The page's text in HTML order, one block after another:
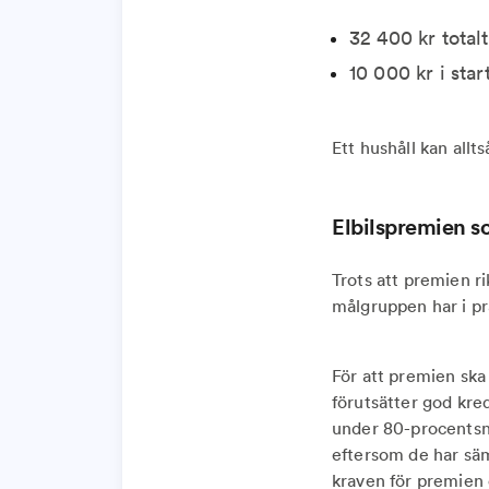
32 400 kr
10 000 kr i
Ett hushåll kan
Elbilspremien
Trots att premien
målgruppen har i
För att premien
förutsätter god
under 80-
eftersom de har
kraven för premien